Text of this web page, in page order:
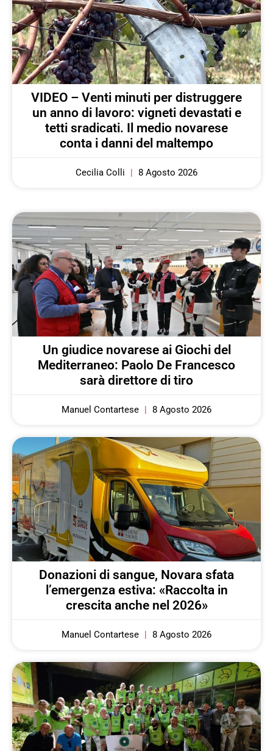
VIDEO – Venti minuti per distruggere
un anno di lavoro: vigneti devastati e
tetti sradicati. Il medio novarese
conta i danni del maltempo
Cecilia Colli 8 Agosto 2026
Un giudice novarese ai Giochi del
Mediterraneo: Paolo De Francesco
sarà direttore di tiro
Manuel Contartese 8 Agosto 2026
Donazioni di sangue, Novara sfata
l’emergenza estiva: «Raccolta in
crescita anche nel 2026»
Manuel Contartese 8 Agosto 2026